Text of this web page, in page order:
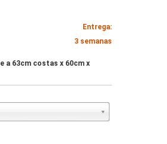
Entrega:
3 semanas
a 63cm costas x 60cm x